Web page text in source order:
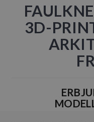
3D-